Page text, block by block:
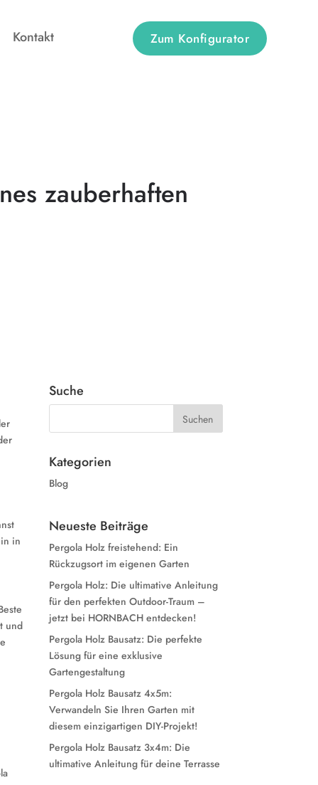
Kontakt Zum Konfigurator
zauberhaften
in
und
Suche
Kategorien
Blog
Neueste Beiträge
Pergola Holz freistehend: Ein
Rückzugsort im eigenen Garten
Pergola Holz: Die ultimative Anleitung
für den perfekten Outdoor-Traum –
jetzt bei HORNBACH entdecken!
Pergola Holz Bausatz: Die perfekte
Lösung für eine exklusive
Gartengestaltung
Pergola Holz Bausatz 4x5m:
Verwandeln Sie Ihren Garten mit
diesem einzigartigen DIY-Projekt!
Pergola Holz Bausatz 3x4m: Die
ultimative Anleitung für deine Terrasse